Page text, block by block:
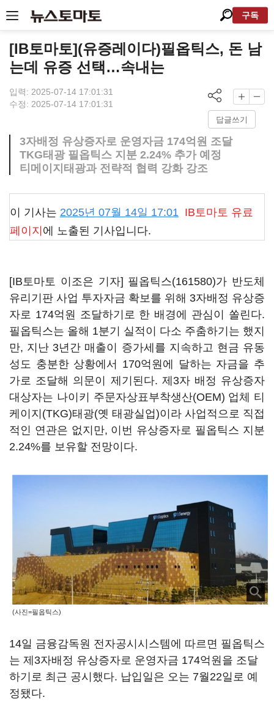
구독
[IB토마토](유증레이다)필옵틱스, 돈 남
는데 유증 선택…속내는
입력: 2025-07-14 17:01:31
수정: 2025-07-14 17:01:31
답글쓰기
3자배정 유상증자로 운영자금 174억원 조달
TKG태광 필옵틱스 지분 2.24% 추가 예정
티메이지태광과 전략적 협력 강화 강조
이 기사는 2025년 07월 14일 17:01 IB토마토 유료
페이지 에 노출된 기사입니다.
[IB토마토 이조은 기자] 필옵틱스(161580)가 반도체
유리기판 사업 투자자금 확보를 위해 3자배정 유상증
자로 174억원 조달하기로 한 배경에 관심이 쏠린다.
필옵틱스는 올해 1분기 실적이 다소 주춤하기는 했지
만, 지난 3년간 매출이 증가세를 지속하고 현금 유동
성도 충분한 상황에서 170억원에 달하는 자금을 추
가로 조달해 의문이 제기된다. 제3자 배정 유상증자
대상자는 나이키 주문자상표부착생산(OEM) 업체 티
케이지(TKG)태광(옛 태광실업)이라 사업적으로 직접
적인 연관은 없지만, 이번 유상증자로 필옵틱스 지분
2.24%를 보유할 전망이다.
(사진=필옵틱스)
14일 금융감독원 전자공시시스템에 따르면 필옵틱스
는 제3자배정 유상증자로 운영자금 174억원을 조달
하기로 최근 공시했다. 납입일은 오는 7월22일로 예
정됐다.